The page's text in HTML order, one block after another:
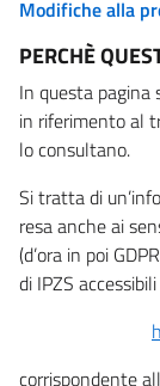
Modifiche alla
PERCHÈ
In questa pagina
in riferimento al
lo consultano.
Si tratta di
resa anche ai
(d’ora in poi
di IPZS
corrispondente